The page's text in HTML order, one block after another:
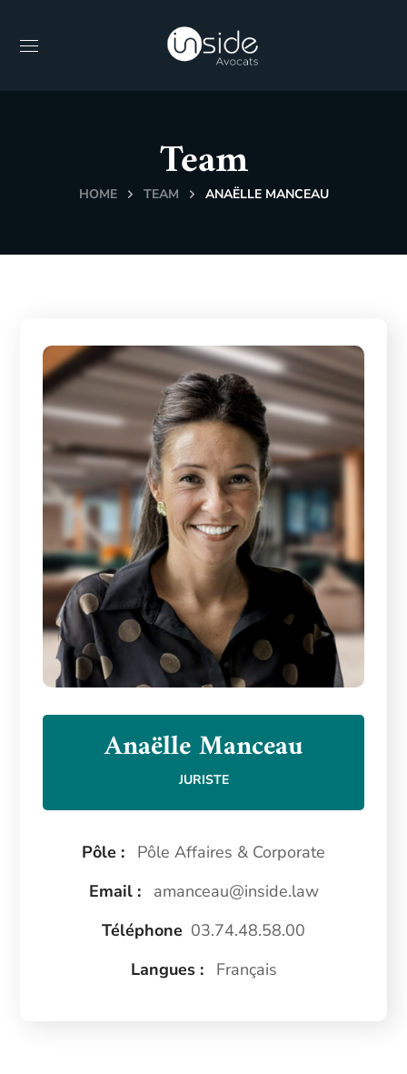
Team
HOME TEAM ANAËLLE MANCEAU
Anaëlle Manceau
JURISTE
Pôle :
Pôle Affaires & Corporate
Email :
amanceau@inside.law
Téléphone 03.74.48.58.00
Langues :
Français